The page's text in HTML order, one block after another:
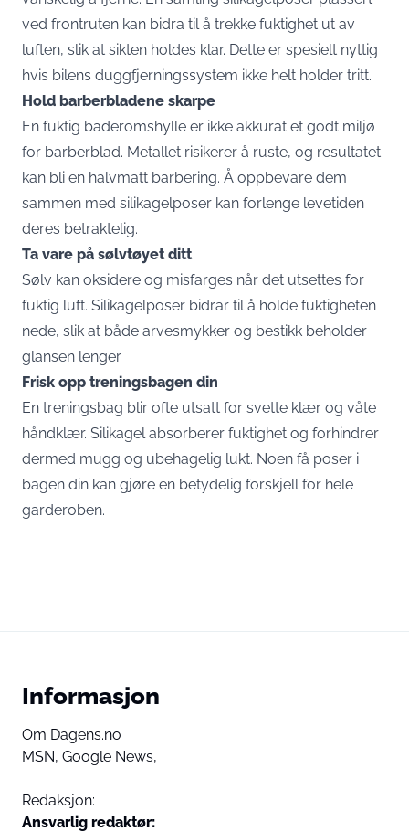
ved frontruten kan bidra til å trekke fuktighet ut av
luften, slik at sikten holdes klar. Dette er spesielt nyttig
hvis bilens duggfjerningssystem ikke helt holder tritt.
Hold barberbladene skarpe
En fuktig baderomshylle er ikke akkurat et godt miljø
for barberblad. Metallet risikerer å ruste, og resultatet
kan bli en halvmatt barbering. Å oppbevare dem
sammen med silikagelposer kan forlenge levetiden
deres betraktelig.
Ta vare på sølvtøyet ditt
Sølv kan oksidere og misfarges når det utsettes for
fuktig luft. Silikagelposer bidrar til å holde fuktigheten
nede, slik at både arvesmykker og bestikk beholder
glansen lenger.
Frisk opp treningsbagen din
En treningsbag blir ofte utsatt for svette klær og våte
håndklær. Silikagel absorberer fuktighet og forhindrer
dermed mugg og ubehagelig lukt. Noen få poser i
bagen din kan gjøre en betydelig forskjell for hele
garderoben.
Informasjon
Om Dagens.no
MSN, Google News,
Redaksjon:
Ansvarlig redaktør: